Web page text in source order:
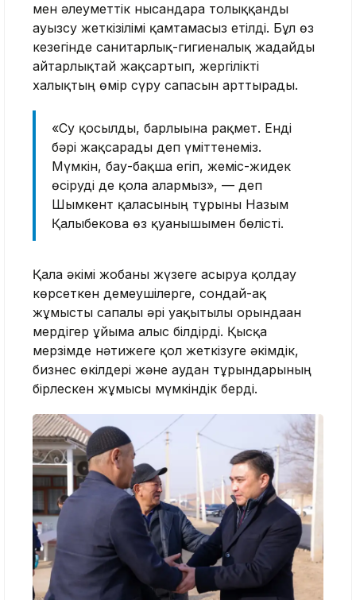
мен әлеуметтік нысандарға толыққанды
ауызсу жеткізілімі қамтамасыз етілді. Бұл өз
кезегінде санитарлық-гигиеналық жағдайды
айтарлықтай жақсартып, жергілікті
халықтың өмір сүру сапасын арттырады.
«Су қосылды, барлығына рақмет. Енді
бәрі жақсарады деп үміттенеміз.
Мүмкін, бау-бақша егіп, жеміс-жидек
өсіруді де қолға алармыз», — деп
Шымкент қаласының тұрғыны Назым
Қалыбекова өз қуанышымен бөлісті.
Қала әкімі жобаны жүзеге асыруға қолдау
көрсеткен демеушілерге, сондай-ақ
жұмысты сапалы әрі уақытылы орындаған
мердігер ұйымға алғыс білдірді. Қысқа
мерзімде нәтижеге қол жеткізуге әкімдік,
бизнес өкілдері және аудан тұрғындарының
бірлескен жұмысы мүмкіндік берді.